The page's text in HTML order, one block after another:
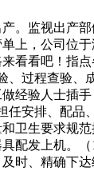
监视出产部
上，公司位
看看吧！指
、过程查验
经验人士插
任安排、配品
卫生要求规
配发上机。
时、精确下